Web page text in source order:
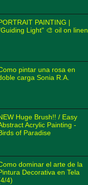
PAINTING |
Light" 🎨 oil on linen
pintar una rosa en
carga Sonia R.A.
Huge Brush!! / Easy
Acrylic Painting -
of Paradise
dominar el arte de la
Decorativa en Tela
4)